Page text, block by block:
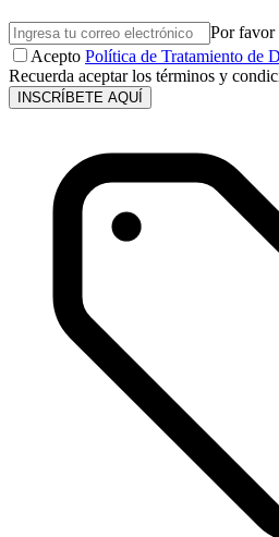
Por favor
Acepto Política de Tratamiento de
Recuerda aceptar los términos y
INSCRÍBETE AQUÍ